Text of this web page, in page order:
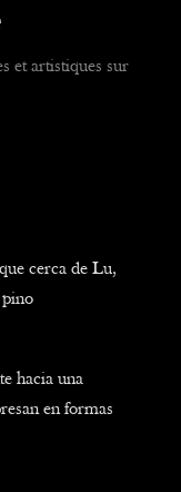
et artistiques sur
cerca de Lu,
pino
hacia una
en formas